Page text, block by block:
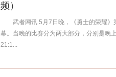
频）
武者网讯 5月7日晚，《勇士的荣耀》
幕。当晚的比赛分为两大部分，分别是晚
21:1...